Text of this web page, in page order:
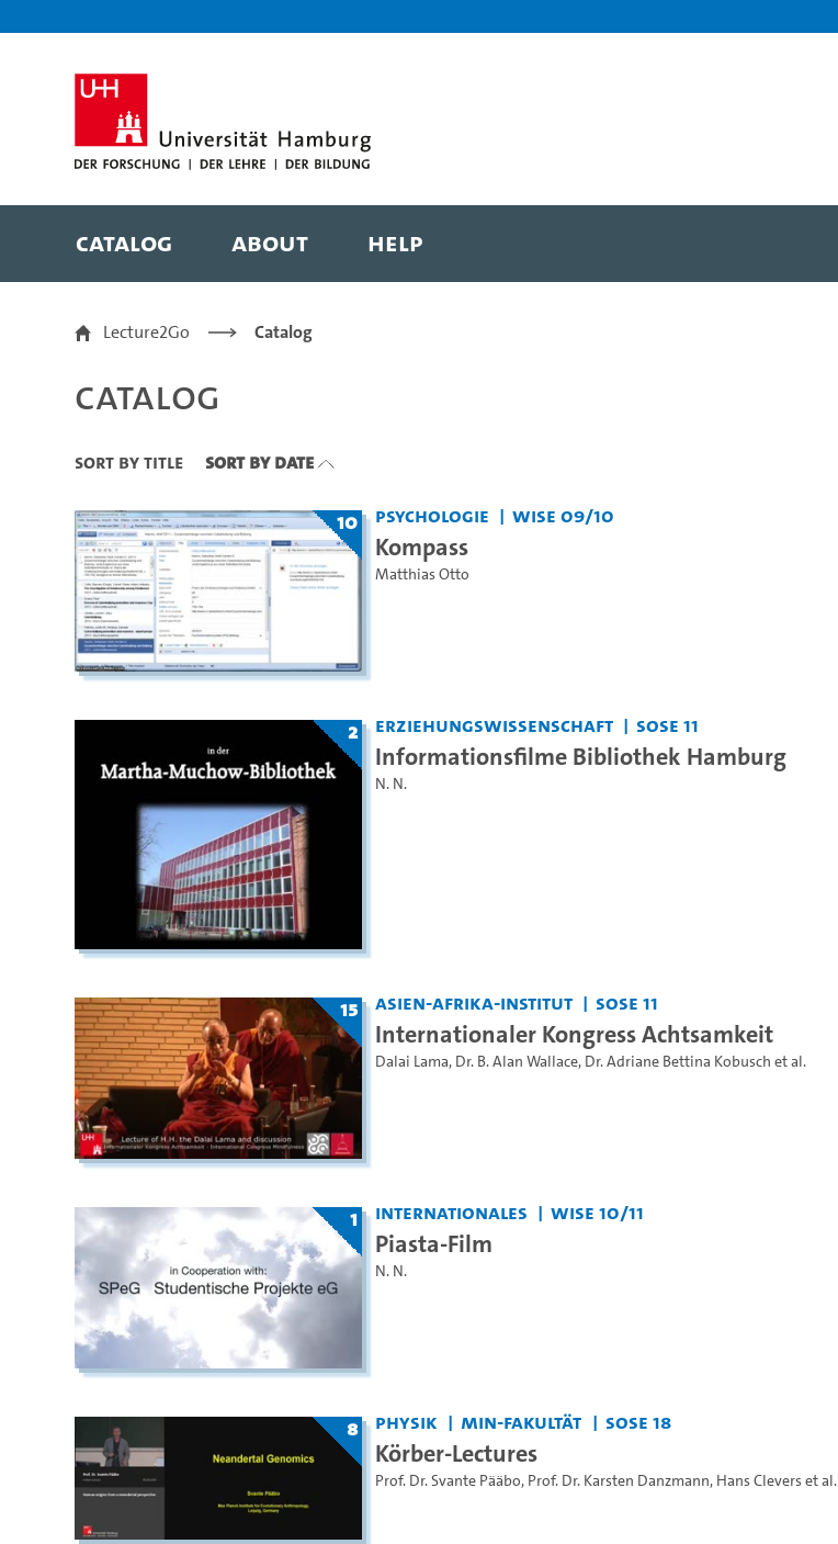
Catalog About Help
Catalog
Lecture2Go Catalog
Catalog
Sort By Title Sort By Date
10 Psychologie WiSe 09/10
Kompass
Matthias Otto
2 Erziehungswissenschaft SoSe 11
Informationsfilme Bibliothek Hamburg
N. N.
15 Asien-Afrika-Institut SoSe 11
Internationaler Kongress Achtsamkeit
Dalai Lama, Dr. B. Alan Wallace, Dr. Adriane Bettina Kobusch et al.
1 Internationales WiSe 10/11
Piasta-Film
N. N.
8 Physik MIN-Fakultät SoSe 18
Körber-Lectures
Prof. Dr. Svante Pääbo, Prof. Dr. Karsten Danzmann, Hans Cleverset al.